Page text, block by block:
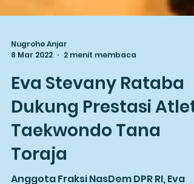
Nugroho Anjar
8 Mar 2022
2 menit membaca
Eva Stevany Rataba
Dukung Prestasi Atlet
Taekwondo Tana